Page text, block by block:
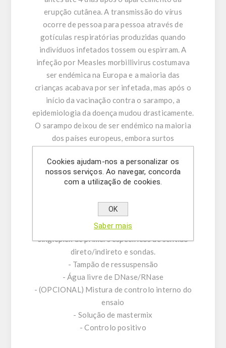
erupção cutânea. A transmissão do vírus
ocorre de pessoa para pessoa através de
gotículas respiratórias produzidas quando
indivíduos infetados tossem ou espirram. A
infeção por Measles morbillivirus costumava
ser endémica na Europa e a maioria das
crianças acabava por ser infetada, mas após o
início da vacinação contra o sarampo, a
epidemiologia da doença mudou drasticamente.
O sarampo deixou de ser endémico na maioria
dos países europeus, embora surtos
ser comuns em países onde subgrupos da
população apresentam baixos níveis de
imunidade.
CARACTERÍSTICAS DO KIT:
- Mistura do ensaio composta por misturas
singleplex de primers específicos de sentido
direto/indireto e sondas.
- Tampão de ressuspensão
- Água livre de DNase/RNase
- (OPCIONAL) Mistura de controlo interno do
ensaio
- Solução de mastermix
- Controlo positivo
Cookies ajudam-nos a personalizar os
nossos serviços. Ao navegar, concorda
com a utilização de cookies.
OK
Saber mais